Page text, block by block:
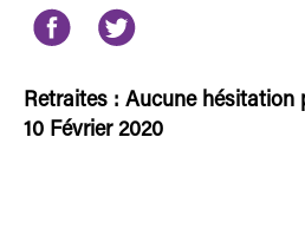
Retraites : Aucune hésitation
10 Février 2020